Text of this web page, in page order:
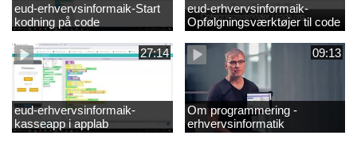
eud-erhvervsinformaik-Start
kodning på code
eud-erhvervsinformaik-
Opfølgningsværktøjer til code
27:14
eud-erhvervsinformaik-
kasseapp i applab
09:13
Om programmering -
erhvervsinformatik